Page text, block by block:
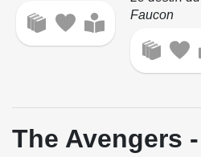
Faucon
The Avengers -